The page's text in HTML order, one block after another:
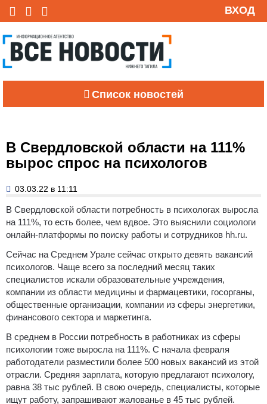
ВХОД
Список новостей
В Свердловской области на 111%
вырос спрос на психологов
03.03.22 в 11:11
В Свердловской области потребность в психологах выросла
на 111%, то есть более, чем вдвое. Это выяснили социологи
онлайн-платформы по поиску работы и сотрудников hh.ru.
Сейчас на Среднем Урале сейчас открыто девять вакансий
психологов. Чаще всего за последний месяц таких
специалистов искали образовательные учреждения,
компании из области медицины и фармацевтики, госорганы,
общественные организации, компании из сферы энергетики,
финансового сектора и маркетинга.
В среднем в России потребность в работниках из сферы
психологии тоже выросла на 111%. С начала февраля
работодатели разместили более 500 новых вакансий из этой
отрасли. Средняя зарплата, которую предлагают психологу,
равна 38 тыс рублей. В свою очередь, специалисты, которые
ищут работу, запрашивают жалованье в 45 тыс рублей.